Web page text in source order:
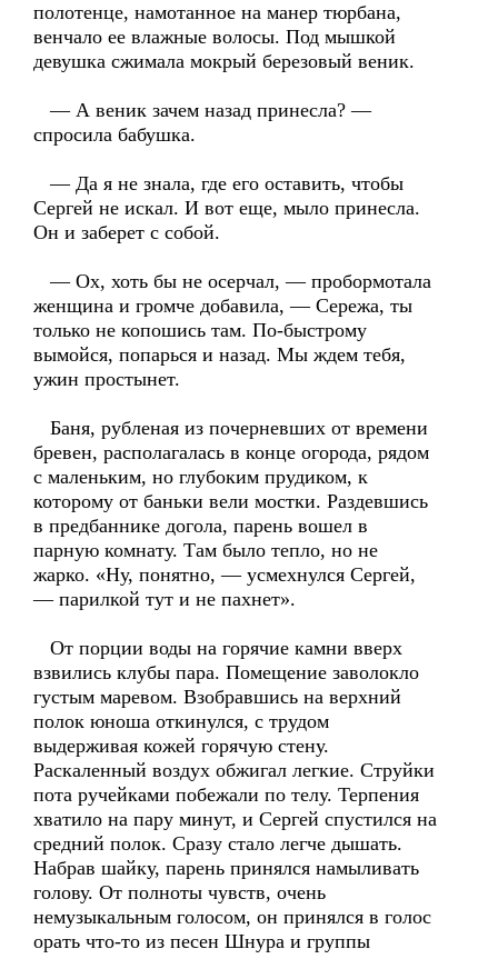
полотенце, намотанное на манер тюрбана,
венчало ее влажные волосы. Под мышкой
девушка сжимала мокрый березовый веник.
— А веник зачем назад принесла? —
спросила бабушка.
— Да я не знала, где его оставить, чтобы
Сергей не искал. И вот еще, мыло принесла.
Он и заберет с собой.
— Ох, хоть бы не осерчал, — пробормотала
женщина и громче добавила, — Сережа, ты
только не копошись там. По-быстрому
вымойся, попарься и назад. Мы ждем тебя,
ужин простынет.
Баня, рубленая из почерневших от времени
бревен, располагалась в конце огорода, рядом
с маленьким, но глубоким прудиком, к
которому от баньки вели мостки. Раздевшись
в предбаннике догола, парень вошел в
парную комнату. Там было тепло, но не
жарко. «Ну, понятно, — усмехнулся Сергей,
— парилкой тут и не пахнет».
От порции воды на горячие камни вверх
взвились клубы пара. Помещение заволокло
густым маревом. Взобравшись на верхний
полок юноша откинулся, с трудом
выдерживая кожей горячую стену.
Раскаленный воздух обжигал легкие. Струйки
пота ручейками побежали по телу. Терпения
хватило на пару минут, и Сергей спустился на
средний полок. Сразу стало легче дышать.
Набрав шайку, парень принялся намыливать
голову. От полноты чувств, очень
немузыкальным голосом, он принялся в голос
орать что-то из песен Шнура и группы